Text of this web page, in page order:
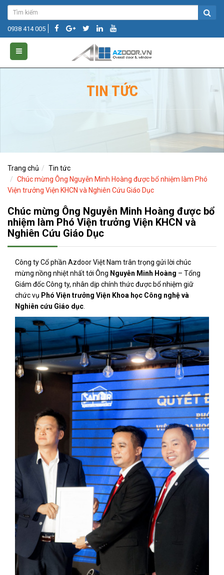
0938 414 005
TIN TỨC
Trang chủ
Tin tức
Chúc mừng Ông Nguyễn Minh Hoàng được bổ nhiệm làm Phó
Viện trưởng Viện KHCN và Nghiên Cứu Giáo Dục
Chúc mừng Ông Nguyễn Minh Hoàng được bổ
nhiệm làm Phó Viện trưởng Viện KHCN và
Nghiên Cứu Giáo Dục
Công ty Cổ phần Azdoor Việt Nam trân trọng gửi lời chúc
mừng nồng nhiệt nhất tới Ông Nguyễn Minh Hoàng – Tổng
Giám đốc Công ty, nhân dịp chính thức được bổ nhiệm giữ
chức vụ Phó Viện trưởng Viện Khoa học Công nghệ và
Nghiên cứu Giáo dục